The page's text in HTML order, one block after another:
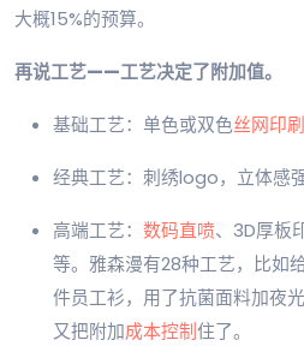
大概15%的预算。
再说工艺——工艺决定了附加值。
基础工艺：单色或双色丝网印刷
经典工艺：刺绣logo，立体感
高端工艺： 数码直喷、3D厚板
等。雅森漫有28种工艺，比如
件员工衫，用了抗菌面料加夜
又把附加成本控制住了。